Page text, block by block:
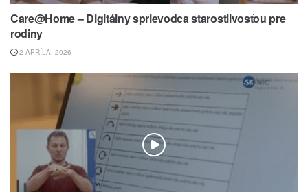
Care@Home – Digitálny sprievodca starostlivosťou pre
rodiny
2 APRÍLA, 2026